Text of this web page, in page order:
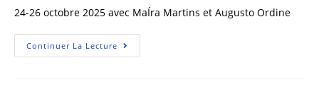
24-26 octobre 2025 avec MaÍra Martins et Augusto Ordine
Continuer La Lecture